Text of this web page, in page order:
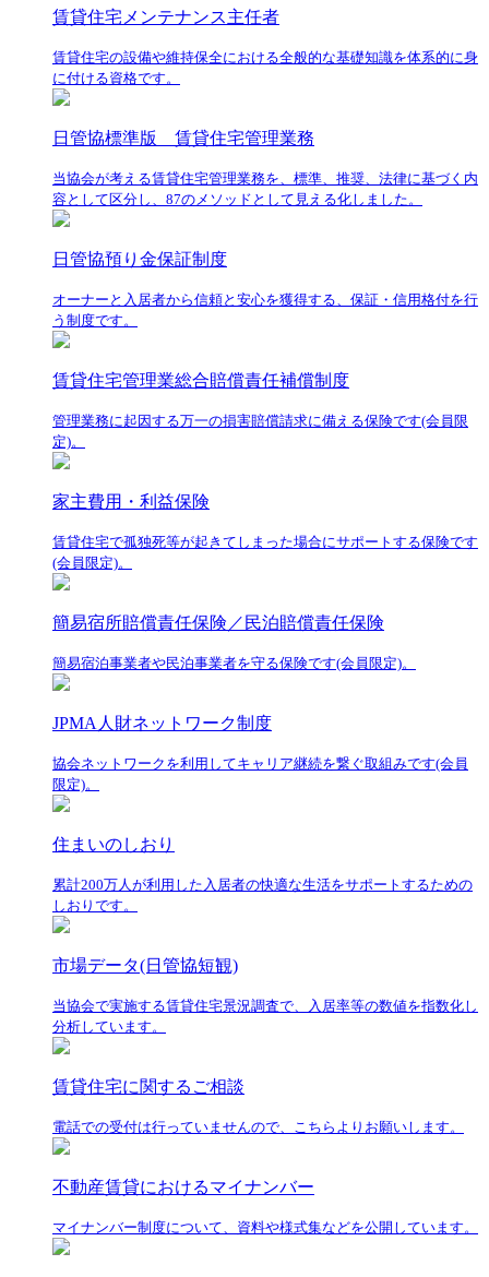
賃貸住宅メンテナンス主任者
賃貸住宅の設備や維持保全における全般的な基礎知識を体系的に身
に付ける資格です。
日管協標準版 賃貸住宅管理業務
当協会が考える賃貸住宅管理業務を、標準、推奨、法律に基づく内
容として区分し、87のメソッドとして見える化しました。
日管協預り金保証制度
オーナーと入居者から信頼と安心を獲得する、保証・信用格付を行
う制度です。
賃貸住宅管理業総合賠償責任補償制度
管理業務に起因する万一の損害賠償請求に備える保険です(会員限
定)。
家主費用・利益保険
賃貸住宅で孤独死等が起きてしまった場合にサポートする保険です
(会員限定)。
簡易宿所賠償責任保険／民泊賠償責任保険
簡易宿泊事業者や民泊事業者を守る保険です(会員限定)。
JPMA人財ネットワーク制度
協会ネットワークを利用してキャリア継続を繋ぐ取組みです(会員
限定)。
住まいのしおり
累計200万人が利用した入居者の快適な生活をサポートするための
しおりです。
市場データ(日管協短観)
当協会で実施する賃貸住宅景況調査で、入居率等の数値を指数化し
分析しています。
賃貸住宅に関するご相談
電話での受付は行っていませんので、こちらよりお願いします。
不動産賃貸におけるマイナンバー
マイナンバー制度について、資料や様式集などを公開しています。